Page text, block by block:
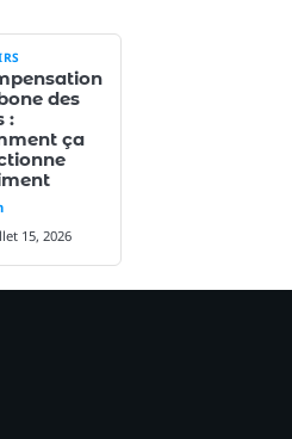
des
:
ça
15, 2026